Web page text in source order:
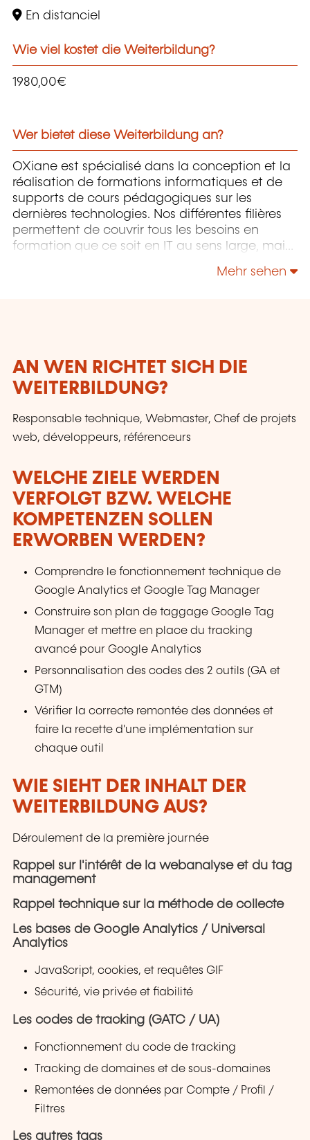
En distanciel
Wie viel kostet die Weiterbildung?
1980,00€
Wer bietet diese Weiterbildung an?
OXiane est spécialisé dans la conception et la
réalisation de formations informatiques et de
supports de cours pédagogiques sur les
dernières technologies. Nos différentes filières
permettent de couvrir tous les besoins en
formation que ce soit en IT au sens large, mais
Management, Communication & leadership.
Mehr sehen
AN WEN RICHTET SICH DIE
WEITERBILDUNG?
Responsable technique, Webmaster, Chef de projets
web, développeurs, référenceurs
WELCHE ZIELE WERDEN
VERFOLGT BZW. WELCHE
KOMPETENZEN SOLLEN
ERWORBEN WERDEN?
Comprendre le fonctionnement technique de
Google Analytics et Google Tag Manager
Construire son plan de taggage Google Tag
Manager et mettre en place du tracking
avancé pour Google Analytics
Personnalisation des codes des 2 outils (GA et
GTM)
Vérifier la correcte remontée des données et
faire la recette d'une implémentation sur
chaque outil
WIE SIEHT DER INHALT DER
WEITERBILDUNG AUS?
Déroulement de la première journée
Rappel sur l'intérêt de la webanalyse et du tag
management
Rappel technique sur la méthode de collecte
Les bases de Google Analytics / Universal
Analytics
JavaScript, cookies, et requêtes GIF
Sécurité, vie privée et fiabilité
Les codes de tracking (GATC / UA)
Fonctionnement du code de tracking
Tracking de domaines et de sous-domaines
Remontées de données par Compte / Profil /
Filtres
Les autres tags